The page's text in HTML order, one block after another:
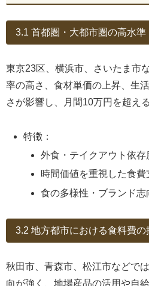
3.1 首都圏・大都市圏の高水準
東京23区、横浜市、さいたま市
率の高さ、食材単価の上昇、生
さが影響し、月間10万円を超え
特徴：
外食・テイクアウト依存
時間価値を重視した食費
食の多様性・ブランド志
3.2 地方都市における食料費の
秋田市、青森市、松江市などで
向が強く、地場産品の活用や自